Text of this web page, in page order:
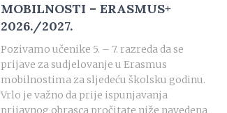
MOBILNOSTI – ERASMUS+
2026./2027.
Pozivamo učenike 5. – 7. razreda da se
prijave za sudjelovanje u Erasmus
mobilnostima za sljedeću školsku godinu.
Vrlo je važno da prije ispunjavanja
prijavnog obrasca pročitate niže navedena